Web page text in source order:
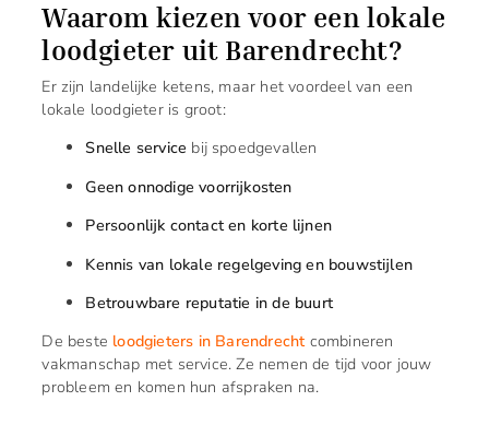
Waarom kiezen voor een lokale
loodgieter uit Barendrecht?
Er zijn landelijke ketens, maar het voordeel van een
lokale loodgieter is groot:
Snelle service bij spoedgevallen
Geen onnodige voorrijkosten
Persoonlijk contact en korte lijnen
Kennis van lokale regelgeving en bouwstijlen
Betrouwbare reputatie in de buurt
De beste loodgieters in Barendrechtcombineren
vakmanschap met service. Ze nemen de tijd voor jouw
probleem en komen hun afspraken na.